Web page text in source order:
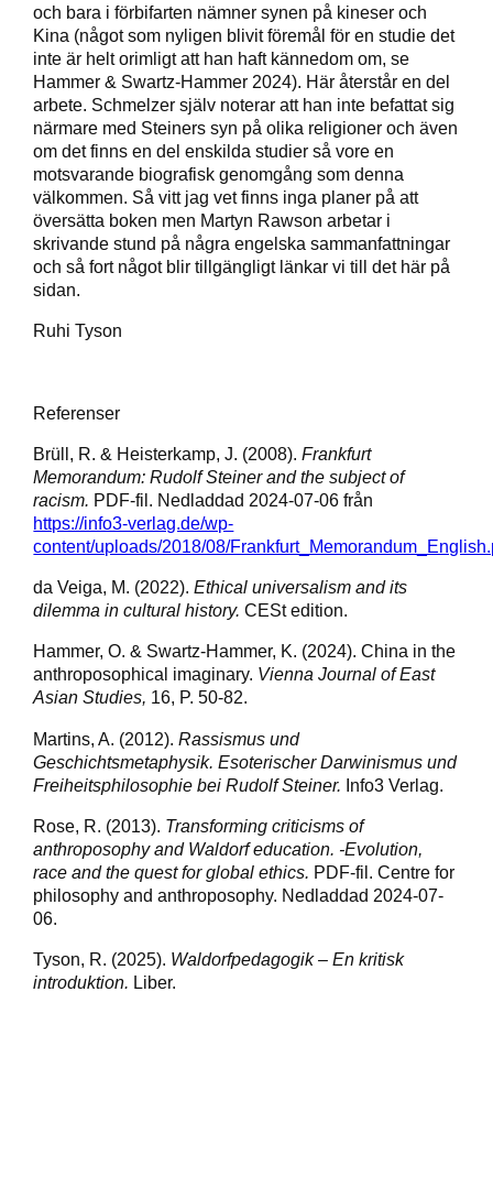
och bara i förbifarten nämner synen på kineser och
Kina (något som nyligen blivit föremål för en studie det
inte är helt orimligt att han haft kännedom om, se
Hammer & Swartz-Hammer 2024). Här återstår en del
arbete. Schmelzer själv noterar att han inte befattat sig
närmare med Steiners syn på olika religioner och även
om det finns en del enskilda studier så vore en
motsvarande biografisk genomgång som denna
välkommen. Så vitt jag vet finns inga planer på att
översätta boken men Martyn Rawson arbetar i
skrivande stund på några engelska sammanfattningar
och så fort något blir tillgängligt länkar vi till det här på
sidan.
Ruhi Tyson
Referenser
Brüll, R. & Heisterkamp, J. (2008).Frankfurt
Memorandum: Rudolf Steiner and the subject of
racism. PDF-fil. Nedladdad 2024-07-06 från
https://info3-verlag.de/wp-
content/uploads/2018/08/
da Veiga, M. (2022).Ethical universalism and its
dilemma in cultural history.CESt edition.
Hammer, O. & Swartz-Hammer, K. (2024). China in the
anthroposophical imaginary. Vienna Journal of East
Asian Studies, 16, P. 50-82.
Martins, A. (2012).Rassismus und
Geschichtsmetaphysik. Esoterischer Darwinismus und
Freiheitsphilosophie bei Rudolf Steiner. Info3 Verlag.
Rose, R. (2013). Transforming criticisms of
anthroposophy and Waldorf education. -Evolution,
race and the quest for global ethics. PDF-fil. Centre for
philosophy and anthroposophy. Nedladdad 2024-07-
06.
Tyson, R. (2025). Waldorfpedagogik – En kritisk
introduktion. Liber.